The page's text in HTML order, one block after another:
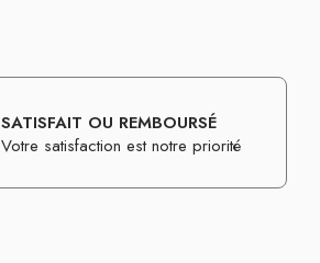
SATISFAIT OU REMBOURSÉ
Votre satisfaction est notre priorité